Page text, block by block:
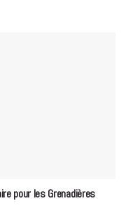
pour les Grenadières